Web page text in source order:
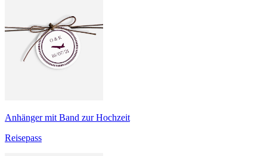
Anhänger mit Band zur Hochzeit
Reisepass